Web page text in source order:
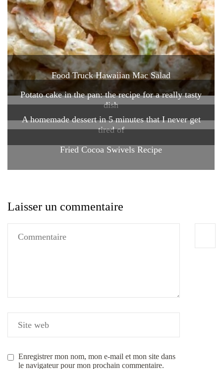
Food Truck Hawaiian Mac Salad
Potato cake in the pan: the recipe for a really tasty
dish
A homemade dessert in 5 minutes that I never get
tired of
Fried Cocoa Swivels Recipe
Laisser un commentaire
Enregistrer mon nom, mon e-mail et mon site dans
le navigateur pour mon prochain commentaire.